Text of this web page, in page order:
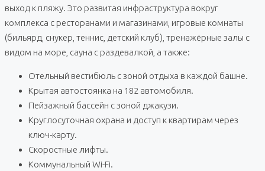
выход к пляжу. Это развитая инфраструктура вокруг
комплекса с ресторанами и магазинами, игровые комнаты
(бильярд, снукер, теннис, детский клуб), тренажёрные залы с
видом на море, сауна с раздевалкой, а также:
Отельный вестибюль с зоной отдыха в каждой башне.
Крытая автостоянка на 182 автомобиля.
Пейзажный бассейн с зоной джакузи.
Круглосуточная охрана и доступ к квартирам через
ключ-карту.
Скоростные лифты.
Коммунальный Wi-Fi.